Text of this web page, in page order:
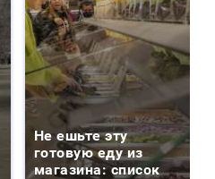
Не ешьте эту
готовую еду из
магазина: список